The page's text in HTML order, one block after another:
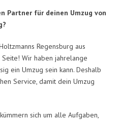
Partner für deinen Umzug von
Regensburg aus
Wir haben jahrelange
ein Umzug sein kann. Deshalb
Service, damit dein Umzug
sich um alle Aufgaben,